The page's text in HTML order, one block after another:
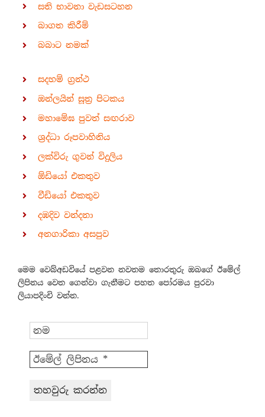
සති භාවනා වැඩසටහන
බාගත කිරීම්
බබාට නමක්
සදහම් ග්‍රන්ථ
ඔන්ලයින් සූත්‍ර පිටකය
මහාමේඝ පුවත් සඟරාව
ශ්‍රද්ධා රූපවාහිනිය
ලක්විරු ගුවන් විදුලිය
ඕඩියෝ එකතුව
වීඩියෝ එකතුව
දඹදිව වන්දනා
අනගාරිකා අසපුව
මෙම වෙබ්අඩවියේ පළවන නවතම තොරතුරු ඔබගේ ඊමේල්
ලිපිනය වෙත ගෙන්වා ගැනීමට පහත පෝරමය පුරවා
ලියාපදිංචි වන්න.